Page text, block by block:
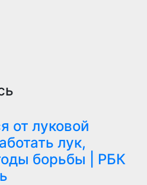
от луковой
лук,
борьбы | РБК